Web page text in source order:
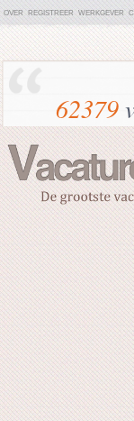
OVER REGISTREER WERKGEVER
62379